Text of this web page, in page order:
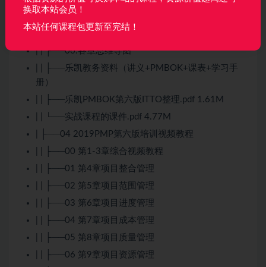
| | ├──04.每周习题
| | ├──05.单元测试
| | ├──06.各章思维导图
| | ├──乐凯教务资料（讲义+PMBOK+课表+学习手
册）
| | ├──乐凯PMBOK第六版ITTO整理.pdf 1.61M
| | └──实战课程的课件.pdf 4.77M
| ├──04 2019PMP第六版培训视频教程
| | ├──00 第1-3章综合视频教程
| | ├──01 第4章项目整合管理
| | ├──02 第5章项目范围管理
| | ├──03 第6章项目进度管理
| | ├──04 第7章项目成本管理
| | ├──05 第8章项目质量管理
| | ├──06 第9章项目资源管理
换取本站会员！
本站任何课程包更新至完结！